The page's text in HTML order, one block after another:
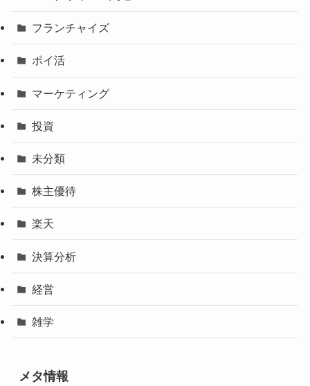
フランチャイズ
ポイ活
マーケティング
投資
未分類
株主優待
楽天
決算分析
経営
雑学
メタ情報